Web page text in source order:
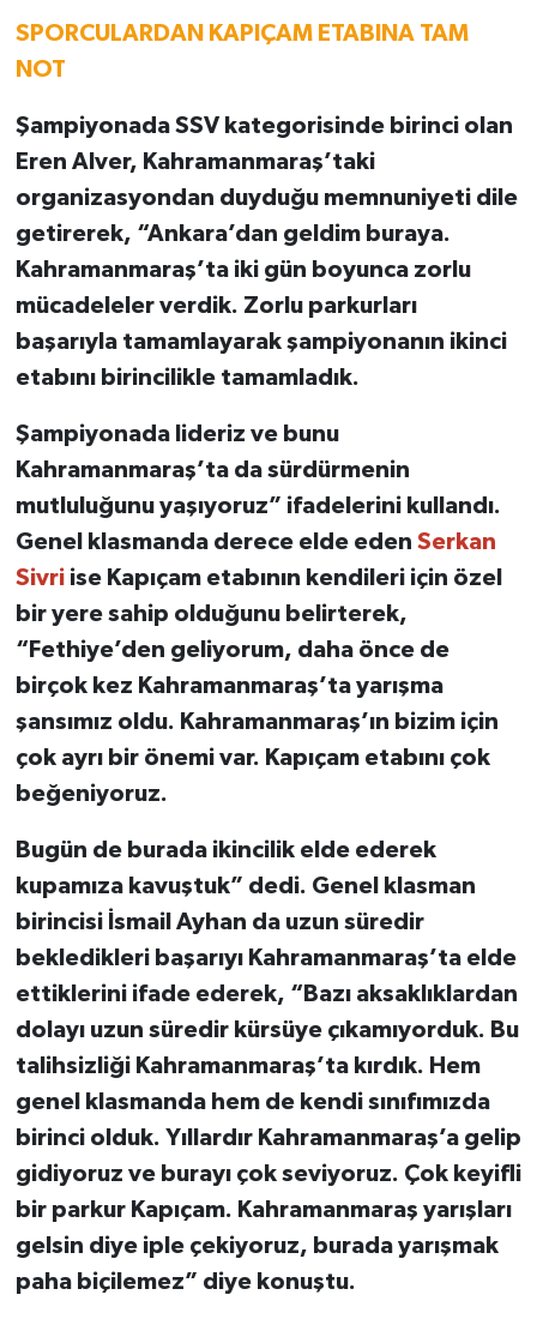
SPORCULARDAN KAPIÇAM ETABINA TAM
NOT
Şampiyonada SSV kategorisinde birinci olan
Eren Alver, Kahramanmaraş’taki
organizasyondan duyduğu memnuniyeti dile
getirerek, “Ankara’dan geldim buraya.
Kahramanmaraş’ta iki gün boyunca zorlu
mücadeleler verdik. Zorlu parkurları
başarıyla tamamlayarak şampiyonanın ikinci
etabını birincilikle tamamladık.
Şampiyonada lideriz ve bunu
Kahramanmaraş’ta da sürdürmenin
mutluluğunu yaşıyoruz” ifadelerini kullandı.
Genel klasmanda derece elde eden Serkan
Sivri ise Kapıçam etabının kendileri için özel
bir yere sahip olduğunu belirterek,
“Fethiye’den geliyorum, daha önce de
birçok kez Kahramanmaraş’ta yarışma
şansımız oldu. Kahramanmaraş’ın bizim için
çok ayrı bir önemi var. Kapıçam etabını çok
beğeniyoruz.
Bugün de burada ikincilik elde ederek
kupamıza kavuştuk” dedi. Genel klasman
birincisi İsmail Ayhan da uzun süredir
bekledikleri başarıyı Kahramanmaraş’ta elde
ettiklerini ifade ederek, “Bazı aksaklıklardan
dolayı uzun süredir kürsüye çıkamıyorduk. Bu
talihsizliği Kahramanmaraş’ta kırdık. Hem
genel klasmanda hem de kendi sınıfımızda
birinci olduk. Yıllardır Kahramanmaraş’a gelip
gidiyoruz ve burayı çok seviyoruz. Çok keyifli
bir parkur Kapıçam. Kahramanmaraş yarışları
gelsin diye iple çekiyoruz, burada yarışmak
paha biçilemez” diye konuştu.